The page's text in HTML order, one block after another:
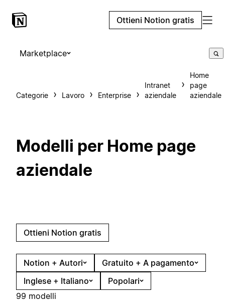
Ottieni Notion gratis
Marketplace
Categorie Lavoro Enterprise
Intranet
aziendale
Home
page
aziendale
Modelli per Home page
aziendale
Ottieni Notion gratis
Notion + Autori
Gratuito + A pagamento
Inglese + Italiano
Popolari
99 modelli